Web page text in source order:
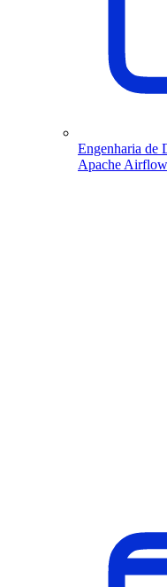
Engenharia de
Apache Airflow